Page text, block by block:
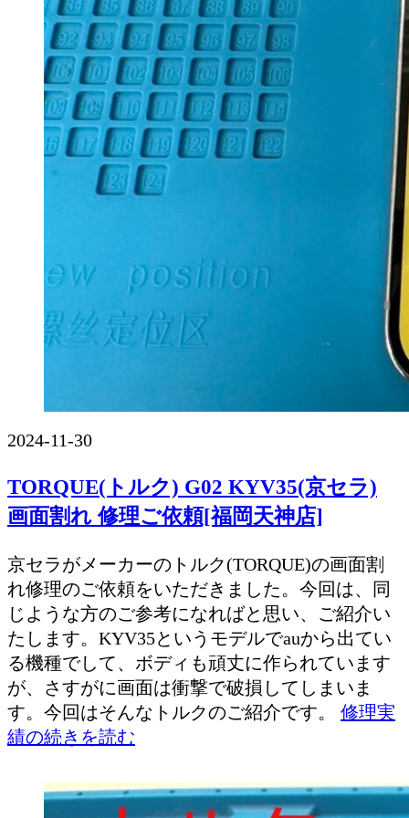
2024-11-30
TORQUE(トルク) G02 KYV35(京セラ)
画面割れ 修理ご依頼[福岡天神店]
京セラがメーカーのトルク(TORQUE)の画面割
れ修理のご依頼をいただきました。今回は、同
じような方のご参考になればと思い、ご紹介い
たします。KYV35というモデルでauから出てい
る機種でして、ボディも頑丈に作られています
が、さすがに画面は衝撃で破損してしまいま
す。今回はそんなトルクのご紹介です。 修理実
績の続きを読む